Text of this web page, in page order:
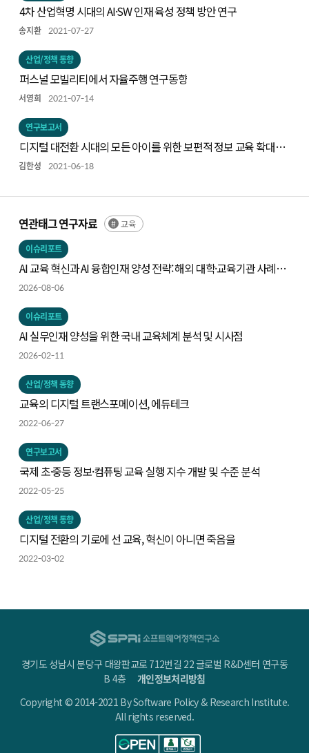
4차 산업혁명 시대의 AI·SW 인재 육성 정책 방안 연구
송지환 2021-07-27
산업/정책 동향
퍼스널 모빌리티에서 자율주행 연구동향
서영희 2021-07-14
연구보고서
디지털 대전환 시대의 모든 아이를 위한 보편적 정보 교육 확대
방안
김한성 2021-06-18
연관태그 연구자료 교육
이슈리포트
AI 교육 혁신과 AI 융합인재 양성 전략: 해외 대학·교육기관 사례와
시사점
2026-08-06
이슈리포트
AI 실무인재 양성을 위한 국내 교육체계 분석 및 시사점
2026-02-11
산업/정책 동향
교육의 디지털 트랜스포메이션, 에듀테크
2022-06-27
연구보고서
국제 초·중등 정보·컴퓨팅 교육 실행 지수 개발 및 수준 분석
2022-05-25
산업/정책 동향
디지털 전환의 기로에 선 교육, 혁신이 아니면 죽음을
2022-03-02
경기도 성남시 분당구 대왕판교로 712번길 22 글로벌 R&D센터 연구동
B 4층개인정보처리방침
Copyright © 2014-2021 By Software Policy & Research Institute.
All rights reserved.